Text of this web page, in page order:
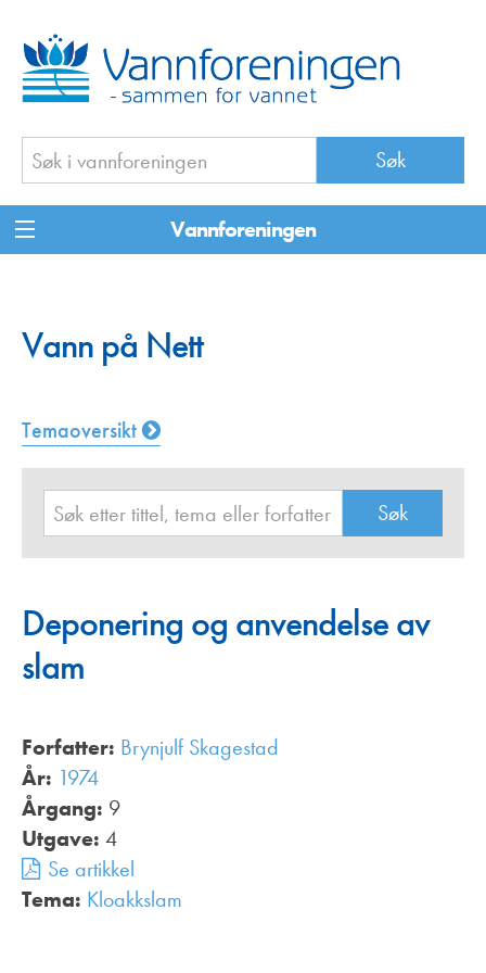
Vannforeningen
Vann på Nett
Temaoversikt
Deponering og anvendelse av
slam
Forfatter: Brynjulf Skagestad
År: 1974
Årgang: 9
Utgave: 4
Se artikkel
Tema: Kloakkslam